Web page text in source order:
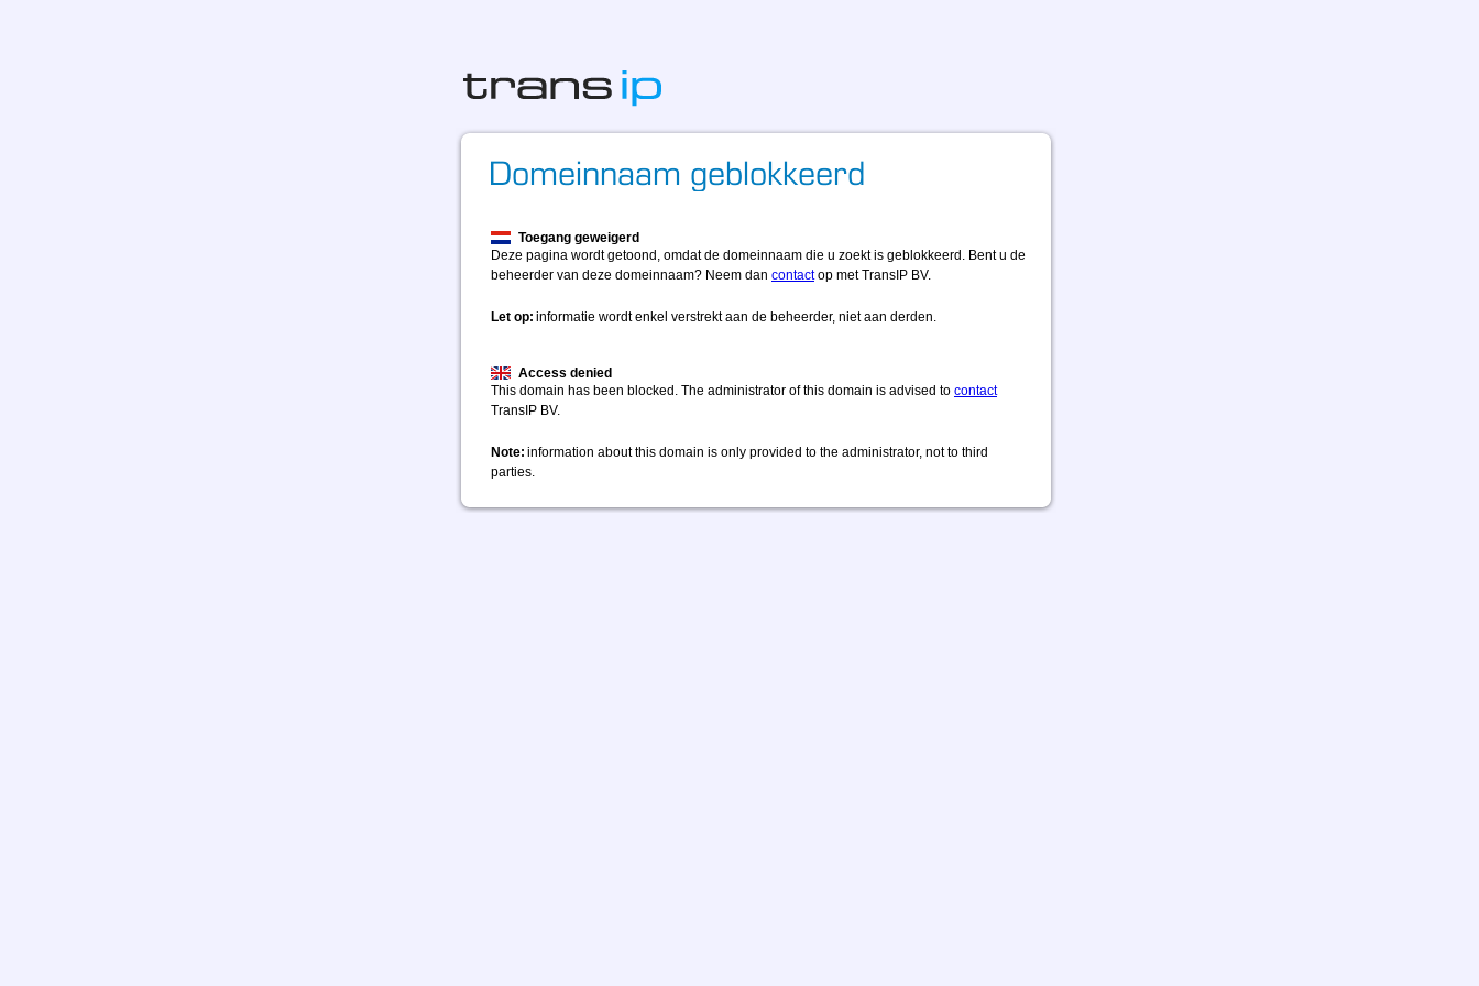
Toegang geweigerd
Deze pagina wordt getoond, omdat de domeinnaam die u zoekt is geblokkeerd. Bent u de
beheerder van deze domeinnaam? Neem dan contactop met TransIP BV.
Let op: informatie wordt enkel verstrekt aan de beheerder, niet aan derden.
Access denied
This domain has been blocked. The administrator of this domain is advised to contact
TransIP BV.
Note: information about this domain is only provided to the administrator, not to third
parties.